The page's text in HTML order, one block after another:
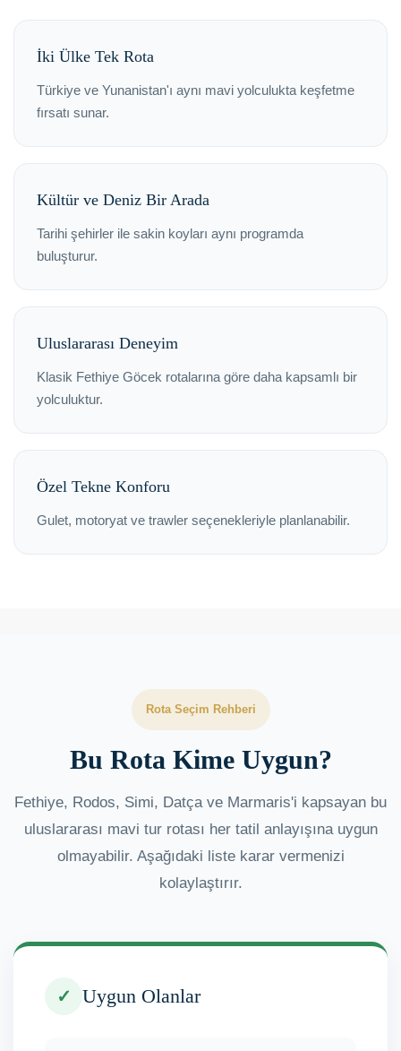
İki Ülke Tek Rota
Türkiye ve Yunanistan'ı aynı mavi yolculukta keşfetme
fırsatı sunar.
Kültür ve Deniz Bir Arada
Tarihi şehirler ile sakin koyları aynı programda
buluşturur.
Uluslararası Deneyim
Klasik Fethiye Göcek rotalarına göre daha kapsamlı bir
yolculuktur.
Özel Tekne Konforu
Gulet, motoryat ve trawler seçenekleriyle planlanabilir.
Rota Seçim Rehberi
Bu Rota Kime Uygun?
Fethiye, Rodos, Simi, Datça ve Marmaris'i kapsayan bu
uluslararası mavi tur rotası her tatil anlayışına uygun
olmayabilir. Aşağıdaki liste karar vermenizi
kolaylaştırır.
✓ Uygun Olanlar